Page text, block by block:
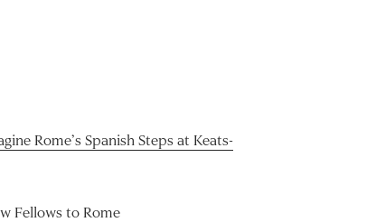
Rome’s Spanish Steps at Keats-
Fellows to Rome